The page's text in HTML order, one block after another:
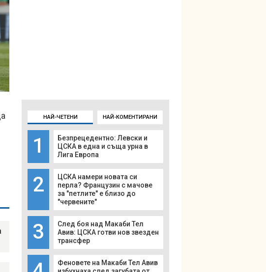
НАЙ-ЧЕТЕНИ НАЙ-КОМЕНТИРАНИ
1
Безпрецедентно: Левски и
ЦСКА в една и съща урна в
Лига Европа
2
ЦСКА намери новата си
перла? Французин с мачове
за "петлите" е близо до
"червените"
3
След боя над Макаби Тел
Авив: ЦСКА готви нов звезден
трансфер
Феновете на Макаби Тел Авив